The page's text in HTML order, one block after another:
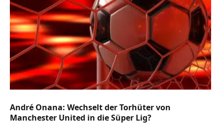
André Onana: Wechselt der Torhüter von
Manchester United in die Süper Lig?